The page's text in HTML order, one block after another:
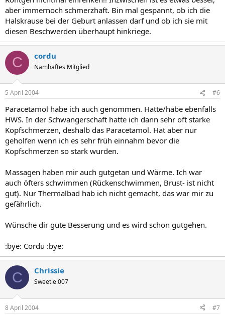
aber immernoch schmerzhaft. Bin mal gespannt, ob ich die
Halskrause bei der Geburt anlassen darf und ob ich sie mit
diesen Beschwerden überhaupt hinkriege.
C cordu
Namhaftes Mitglied
5 April 2004 #6
Paracetamol habe ich auch genommen. Hatte/habe ebenfalls
HWS. In der Schwangerschaft hatte ich dann sehr oft starke
Kopfschmerzen, deshalb das Paracetamol. Hat aber nur
geholfen wenn ich es sehr früh einnahm bevor die
Kopfschmerzen so stark wurden.
Massagen haben mir auch gutgetan und Wärme. Ich war
auch öfters schwimmen (Rückenschwimmen, Brust- ist nicht
gut). Nur Thermalbad hab ich nicht gemacht, das war mir zu
gefährlich.
Wünsche dir gute Besserung und es wird schon gutgehen.
:bye: Cordu :bye:
C Chrissie
Sweetie 007
8 April 2004 #7